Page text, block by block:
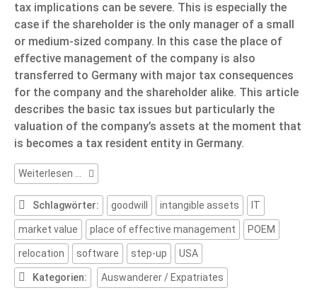
tax implications can be severe. This is especially the
case if the shareholder is the only manager of a small
or medium-sized company. In this case the place of
effective management of the company is also
transferred to Germany with major tax consequences
for the company and the shareholder alike. This article
describes the basic tax issues but particularly the
valuation of the company’s assets at the moment that
is becomes a tax resident entity in Germany.
Weiterlesen … Relocation
to
Germany
when
foreign
based
company
is
Schlagwörter: goodwill intangible assets IT
market value place of effective management POEM
relocation software step-up USA
Kategorien: Auswanderer / Expatriates